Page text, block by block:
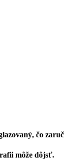
čo
môže dôjsť.